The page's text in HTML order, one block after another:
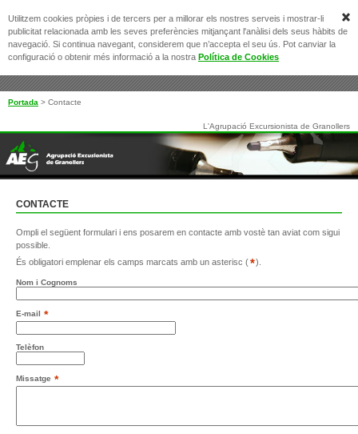
Utilitzem cookies pròpies i de tercers per a millorar els nostres serveis i mostrar-li
publicitat relacionada amb les seves preferències mitjançant l'anàlisi dels seus hàbits de
navegació. Si continua navegant, considerem que n’accepta el seu ús. Pot canviar la
configuració o obtenir més informació a la nostra Política de Cookies
Portada > Contacte
L'Agrupació Excursionista de Granollers
CONTACTE
Ompli el següent formulari i ens posarem en contacte amb vostè tan aviat com sigui
possible.
És obligatori emplenar els camps marcats amb un asterisc (*).
Nom i Cognoms
E-mail *
Telèfon
Missatge *